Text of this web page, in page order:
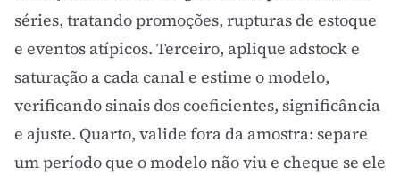
séries, tratando promoções, rupturas de estoque
e eventos atípicos. Terceiro, aplique adstock e
saturação a cada canal e estime o modelo,
verificando sinais dos coeficientes, significância
e ajuste. Quarto, valide fora da amostra: separe
um período que o modelo não viu e cheque se ele